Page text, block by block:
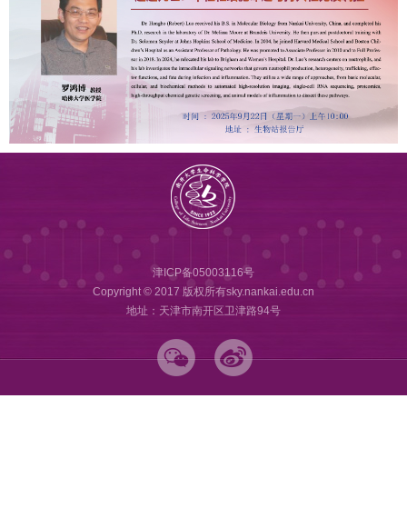
津ICP备05003116号
Copyright © 2017 版权所有sky.nankai.edu.cn
地址：天津市南开区卫津路94号